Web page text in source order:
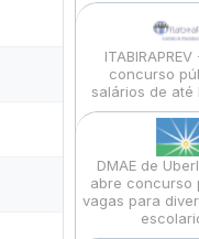
concurso
salários de até
DMAE de
abre concurso
vagas para